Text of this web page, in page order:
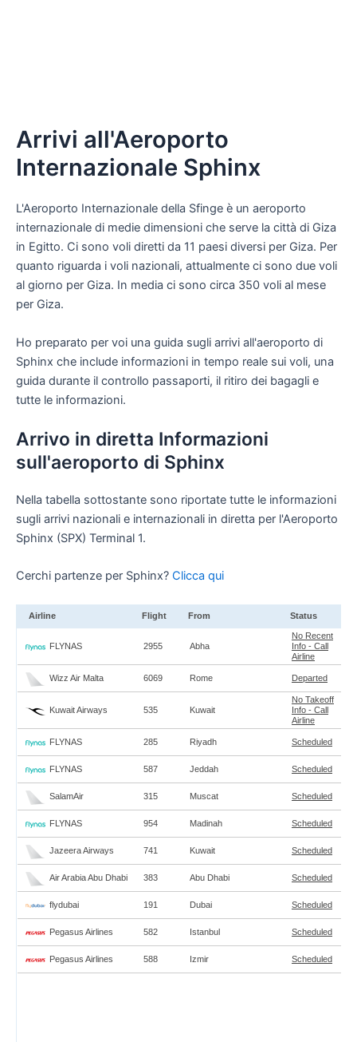
Arrivi all'Aeroporto
Internazionale Sphinx
L'Aeroporto Internazionale della Sfinge è un aeroporto
internazionale di medie dimensioni che serve la città di Giza
in Egitto. Ci sono voli diretti da 11 paesi diversi per Giza. Per
quanto riguarda i voli nazionali, attualmente ci sono due voli
al giorno per Giza. In media ci sono circa 350 voli al mese
per Giza.
Ho preparato per voi una guida sugli arrivi all'aeroporto di
Sphinx che include informazioni in tempo reale sui voli, una
guida durante il controllo passaporti, il ritiro dei bagagli e
tutte le informazioni.
Arrivo in diretta Informazioni
sull'aeroporto di Sphinx
Nella tabella sottostante sono riportate tutte le informazioni
sugli arrivi nazionali e internazionali in diretta per l'Aeroporto
Sphinx (SPX) Terminal 1.
Cerchi partenze per Sphinx? Clicca qui